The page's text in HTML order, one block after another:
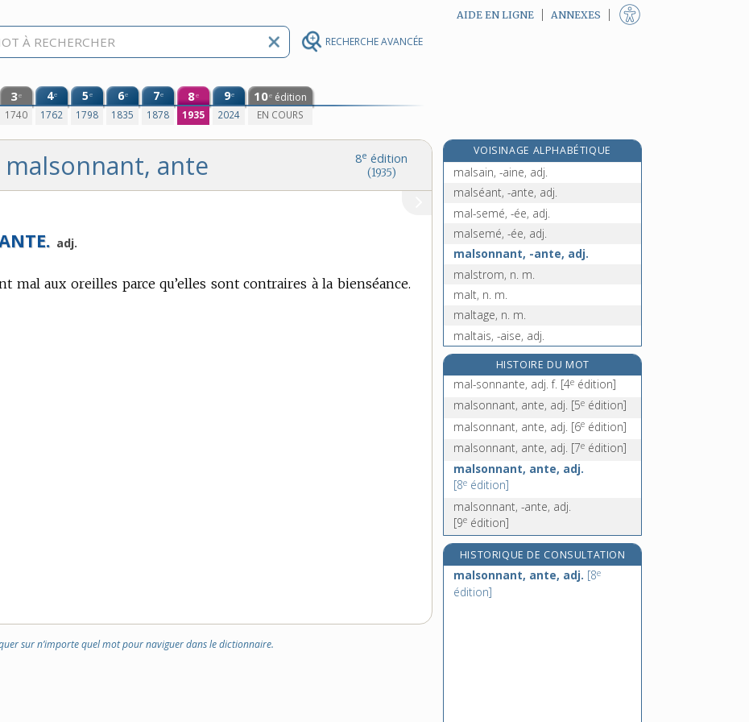
RECHERCHE AVANCÉE
AIDE EN LIGNE ANNEXES
3e
1740
4e
1762
5e
1798
6e
1835
7e
1878
8e
1935
9e
2024
10e édition
EN COURS
8e édition
(1935)
malsonnant, ante
adj.
mal aux oreilles parce qu’elles sont contraires à la bienséance.
sur n’importe quel mot pour naviguer dans le dictionnaire.
VOISINAGE ALPHABÉTIQUE
malpropreté, n. f.
malsain, -aine, adj.
malséant, -ante, adj.
mal-semé, -ée, adj.
malsemé, -ée, adj.
malsonnant, -ante, adj.
malstrom, n. m.
malt, n. m.
maltage, n. m.
maltais, -aise, adj.
maltalent, n. m.[2eédition]
maltase, n. f.
malté, -ée, adj.
HISTOIRE DU MOT
mal-sonnante, adj. f. [4e édition]
malsonnant, ante, adj. [5e édition]
malsonnant, ante, adj. [6e édition]
malsonnant, ante, adj. [7e édition]
malsonnant, ante, adj.
[8e édition]
malsonnant, -ante, adj.
[9e édition]
HISTORIQUE DE CONSULTATION
malsonnant, ante, adj. [8e
édition]